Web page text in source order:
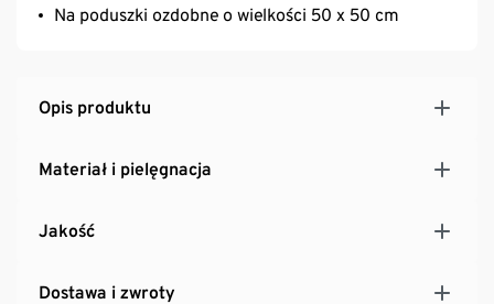
Na poduszki ozdobne o wielkości 50 x 50 cm
Opis produktu
Materiał i pielęgnacja
Jakość
Dostawa i zwroty